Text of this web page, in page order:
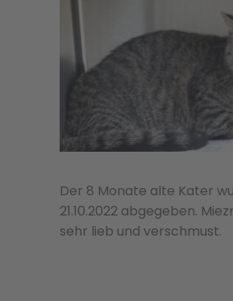
Der 8 Monate alte Kater
21.10.2022 abgegeben.
sehr lieb und verschmust.